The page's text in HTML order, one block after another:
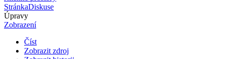
StránkaDiskuse
Úpravy
Zobrazení
Číst
Zobrazit zdroj